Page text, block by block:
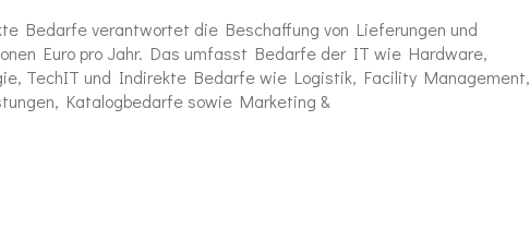
Bedarfe verantwortet die Beschaffung von Lieferungen und
Euro pro Jahr. Das umfasst Bedarfe der IT wie Hardware,
TechIT und Indirekte Bedarfe wie Logistik, Facility Management,
Katalogbedarfe sowie Marketing &